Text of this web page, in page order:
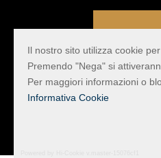
Il nostro sito utilizza cookie
Premendo "Nega" si
Per maggiori informazioni o
Informativa Cookie